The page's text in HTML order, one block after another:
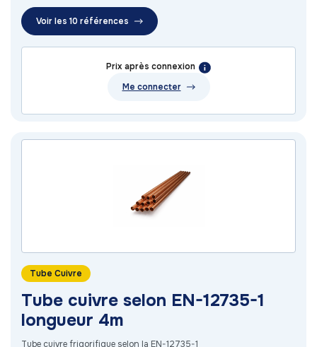
Voir les 10 références
Prix après connexion
Me connecter
Tube Cuivre
Tube cuivre selon EN-12735-1
longueur 4m
Tube cuivre frigorifique selon la EN-12735-1